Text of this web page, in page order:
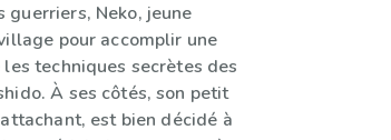
guerriers, Neko, jeune
pour accomplir une
techniques secrètes des
À ses côtés, son petit
est bien décidé à